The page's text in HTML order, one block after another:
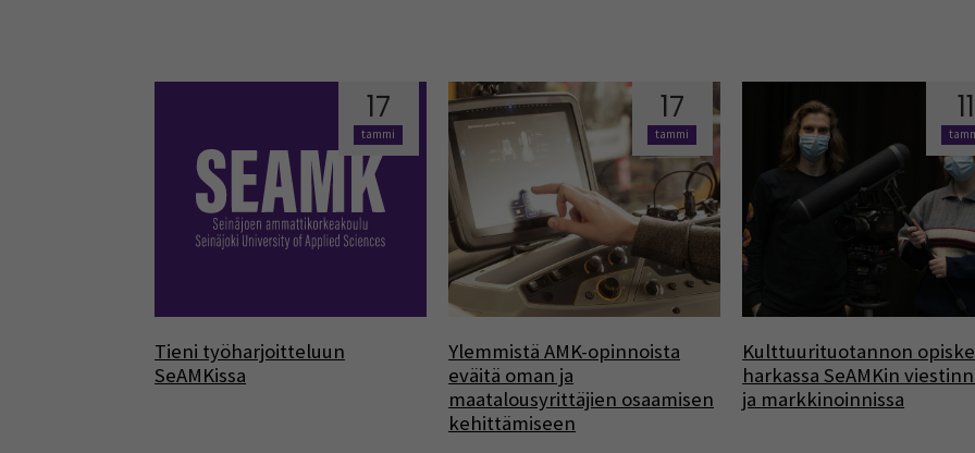
17
tammi
Tieni työharjoitteluun
SeAMKissa
17
tammi
Ylemmistä AMK-opinnoista
eväitä oman ja
maatalousyrittäjien osaamisen
kehittämiseen
11
Kulttuurituotannon
harkassa SeAMKin
ja markkinoinnissa